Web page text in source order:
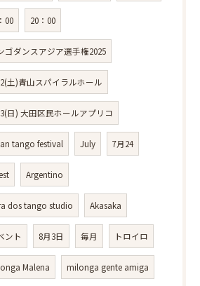
00 20：00
ゴダンスアジア選手権2025
土)青山スパイラルホール
日) 大田区民ホールアプリコ
tango festival July 7月24
Argentino
dos tango studio Akasaka
ント 8月3日 毎月 トロイロ
Malena milonga gente amiga